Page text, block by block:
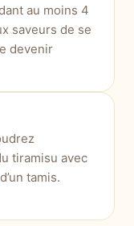
au moins 4
saveurs de se
devenir
tiramisu avec
tamis.